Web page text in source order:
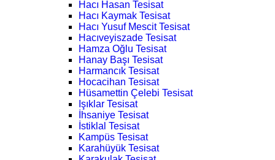
Hacı Hasan Tesisat
Hacı Kaymak Tesisat
Hacı Yusuf Mescit Tesisat
Hacıveyiszade Tesisat
Hamza Oğlu Tesisat
Hanay Başı Tesisat
Harmancık Tesisat
Hocacihan Tesisat
Hüsamettin Çelebi Tesisat
Işıklar Tesisat
İhsaniye Tesisat
İstiklal Tesisat
Kampüs Tesisat
Karahüyük Tesisat